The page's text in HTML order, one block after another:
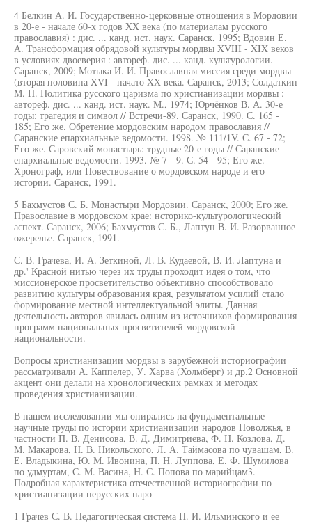
4 Белкин А. И. Государственно-церковные отношения в Мордовии
в 20-е - начале 60-х годов XX века (по материалам русского
православия) : дис. ... канд. ист. наук. Саранск, 1995; Вдовин Е.
А. Трансформация обрядовой культуры мордвы XVIII - XIX веков
в условиях двоеверия : автореф. дис. ... канд. культурологии.
Саранск, 2009; Мотыка И. И. Православная миссия среди мордвы
(вторая половина XVI - начато XX века. Саранск, 2013; Солдаткин
М. П. Политика русского царизма по христианизации мордвы :
автореф. дис. ... канд. ист. наук. М., 1974; Юрчёнков В. А. 30-е
годы: трагедия и символ // Встречи-89. Саранск, 1990. С. 165 -
185; Его же. Обретение мордовским народом православия //
Саранские епархиальные ведомости. 1998. № 111/1V. С. 67 - 72;
Его же. Саровский монастырь: трудные 20-е годы // Саранские
епархиальные ведомости. 1993. № 7 - 9. С. 54 - 95; Его же.
Хронограф, или Повествование о мордовском народе и его
истории. Саранск, 1991.
5 Бахмустов С. Б. Монастыри Мордовии. Саранск, 2000; Его же.
Православие в мордовском крае: нсторико-культурологический
аспект. Саранск, 2006; Бахмустов С. Б., Лаптун В. И. Разорванное
ожерелье. Саранск, 1991.
С. В. Грачева, И. А. Зеткиной, Л. В. Кудаевой, В. И. Лаптуна и
др.' Красной нитью через их труды проходит идея о том, что
миссионерское просветительство объективно способствовало
развитию культуры образования края, результатом усилий стало
формирование местной интеллектуальной элиты. Данная
деятельность авторов явилась одним из источников формирования
программ национальных просветителей мордовской
национальности.
Вопросы христианизации мордвы в зарубежной историографии
рассматривали А. Каппелер, У. Харва (Холмберг) и др.2 Основной
акцент они делали на хронологических рамках и методах
проведения христианизации.
В нашем исследовании мы опирались на фундаментальные
научные труды по истории христианизации народов Поволжья, в
частности П. В. Денисова, В. Д. Димитриева, Ф. Н. Козлова, Д.
М. Макарова, Н. В. Никольского, Л. А. Таймасова по чувашам, В.
Е. Владыкина, Ю. М. Ивонина, П. Н. Луппова, Е. Ф. Шумилова
по удмуртам, С. М. Васина, Н. С. Попова по марийцам3.
Подробная характеристика отечественной историографии по
христианизации нерусских наро-
1 Грачев С. В. Педагогическая система Н. И. Ильминского и ее